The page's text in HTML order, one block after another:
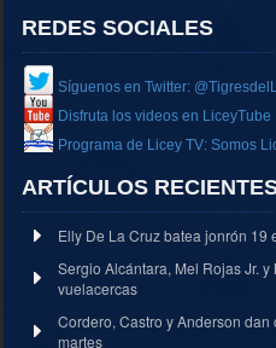
REDES SOCIALES
Síguenos en Twitter:
Disfruta los videos en LiceyTube
Programa de Licey TV: Somos
ARTÍCULOS
Elly De La Cruz batea jonrón 19
Sergio Alcántara, Mel Rojas Jr.
vuelacercas
Cordero, Castro y Anderson
martes